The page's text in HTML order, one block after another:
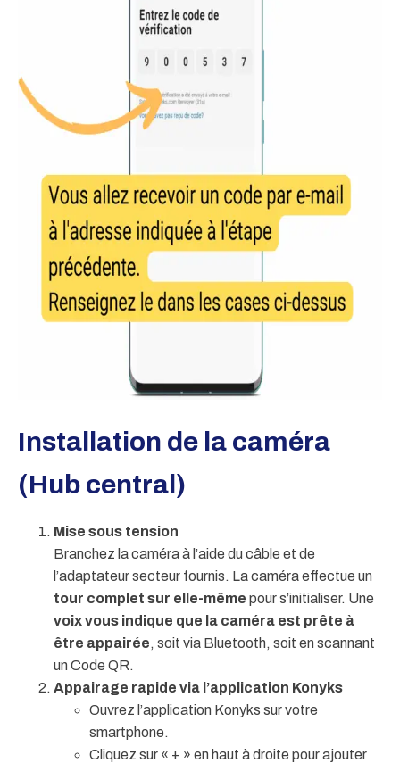
Installation de la caméra
(Hub central)
Mise sous tension
Branchez la caméra à l’aide du câble et de
l’adaptateur secteur fournis. La caméra effectue un
tour complet sur elle-même pour s’initialiser. Une
voix vous indique que la caméra est prête à
être appairée, soit via Bluetooth, soit en scannant
un Code QR.
Appairage rapide via l’application Konyks
Ouvrez l’application Konyks sur votre
smartphone.
Cliquez sur « + » en haut à droite pour ajouter